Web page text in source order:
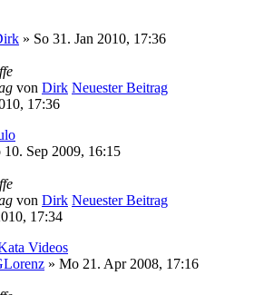
» So 31. Jan 2010, 17:36
von Dirk Neuester Beitrag
17:36
10. Sep 2009, 16:15
von Dirk Neuester Beitrag
17:34
Videos
» Mo 21. Apr 2008, 17:16